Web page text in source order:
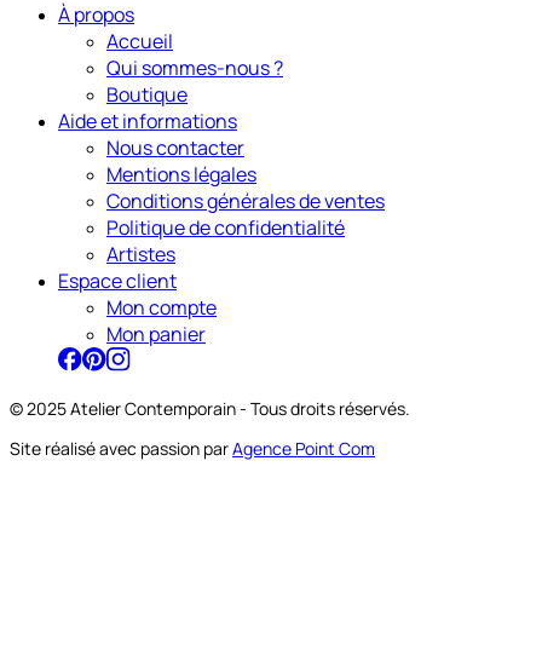
À propos
Accueil
Qui sommes-nous ?
Boutique
Aide et informations
Nous contacter
Mentions légales
Conditions générales de ventes
Politique de confidentialité
Artistes
Espace client
Mon compte
Mon panier
© 2025 Atelier Contemporain - Tous droits réservés.
Site réalisé avec passion parAgence Point Com